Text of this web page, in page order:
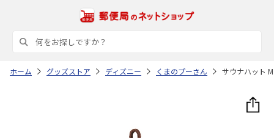
ホーム グッズストア ディズニー くまのプーさん サウナハット